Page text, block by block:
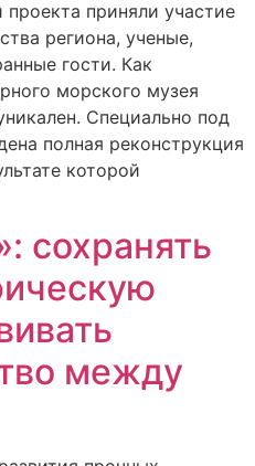
приняли участие
региона, ученые,
гости. Как
морского музея
Специально под
полная реконструкция
которой
сохранять
между